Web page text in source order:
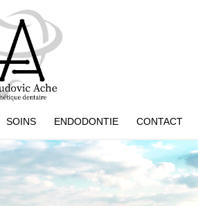
SOINS ENDODONTIE CONTACT